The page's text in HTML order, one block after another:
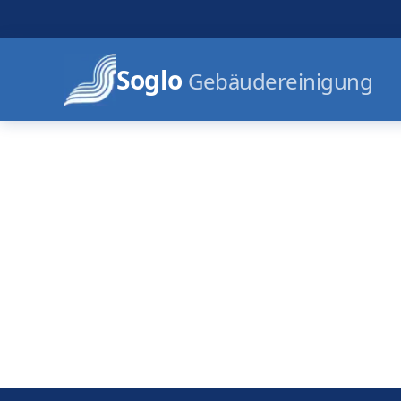
Soglo Gebäudereinigung